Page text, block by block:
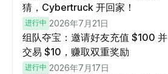
猜，Cybertruck 开回家！
进行中 2026年7月21日
组队夺宝：邀请好友充值 $100 并
交易 $10，赚取双重奖励
进行中 2026年7月17日